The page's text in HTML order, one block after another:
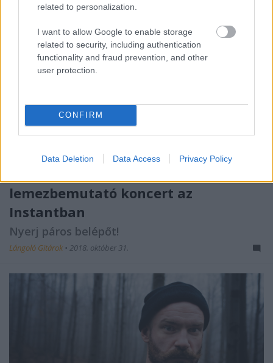
related to personalization.
I want to allow Google to enable storage
related to security, including authentication
functionality and fraud prevention, and other
user protection.
CONFIRM
Data Deletion Data Access Privacy Policy
lemezbemutató koncert az
Instantban
Nyerj páros belépőt!
Lángoló Gitárok • 2018. október 31.